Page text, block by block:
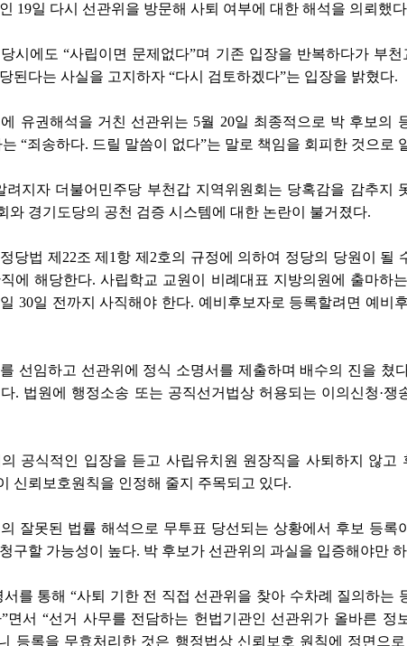
19일 다시 선관위을 방문해 사퇴 여부에 대한 해석을 의뢰했
시에도 “사립이면 문제없다”며 기존 입장을 반복하다가 부
된다는 사실을 고지하자 “다시 검토하겠다”는 입장을 밝혔다.
유권해석을 거친 선관위는 5월 20일 최종적으로 박 후보의
“죄송하다. 드릴 말씀이 없다”는 말로 책임을 회피한 것으로
려지자 더불어민주당 부천갑 지역위원회는 당혹감을 감추지
와 경기도당의 공천 검증 시스템에 대한 논란이 불거졌다.
당법 제22조 제1항 제2호의 규정에 의하여 정당의 당원이 될
에 해당한다. 사립학교 교원이 비례대표 지방의원에 출마하
30일 전까지 사직해야 한다. 예비후보자로 등록할려면 예비
선임하고 선관위에 정식 소명서를 제출하며 배수의 진을 쳤
. 법원에 행정소송 또는 공직선거법상 허용되는 이의신청·쟁
공식적인 입장을 듣고 사립유치원 원장직을 사퇴하지 않고
신뢰보호원칙을 인정해 줄지 주목되고 있다.
잘못된 법률 해석으로 무투표 당선되는 상황에서 후보 등록
구할 가능성이 높다. 박 후보가 선관위의 과실을 입증해야만
를 통해 “사퇴 기한 전 직접 선관위을 찾아 수차례 질의하는
면서 “선거 사무를 전담하는 헌법기관인 선관위가 올바른 정
등록을 무효처리한 것은 행정법상 신뢰보호 원칙에 정면으